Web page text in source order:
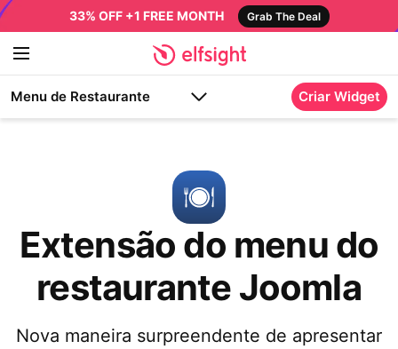
33% OFF +1 FREE MONTH Grab The Deal
Menu de Restaurante Criar Widget
Extensão do menu do
restaurante Joomla
Nova maneira surpreendente de apresentar